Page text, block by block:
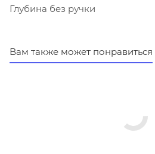
Глубина без ручки
Вам также может понравиться